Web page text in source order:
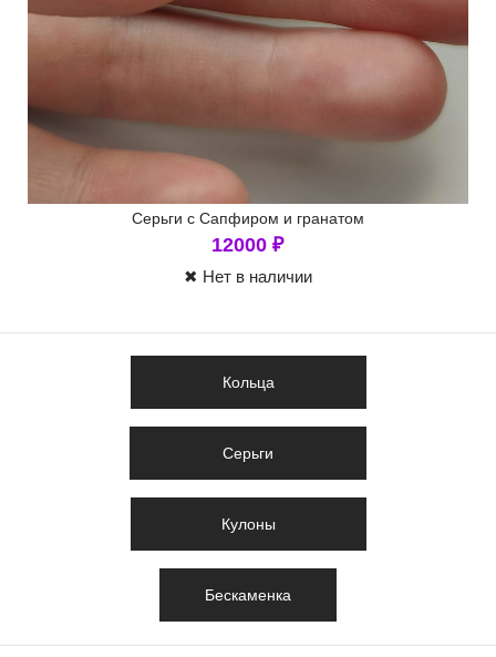
Серьги с Сапфиром и гранатом
12000 ₽
✖ Нет в наличии
Кольца
Серьги
Кулоны
Бескаменка